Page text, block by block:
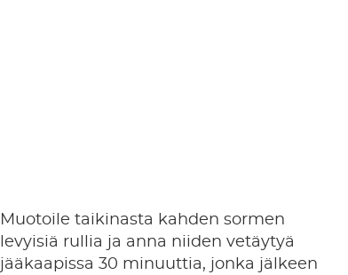
Muotoile taikinasta kahden sormen
levyisiä rullia ja anna niiden vetäytyä
jääkaapissa 30 minuuttia, jonka jälkeen